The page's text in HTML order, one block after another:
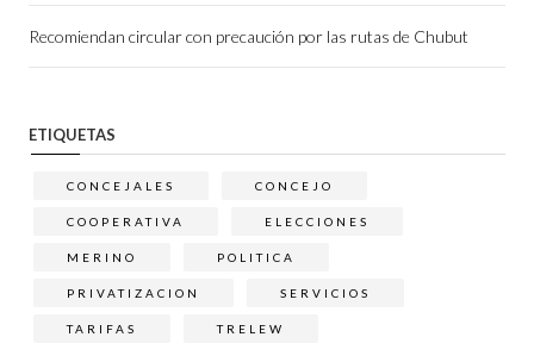
Recomiendan circular con precaución por las rutas de Chubut
ETIQUETAS
CONCEJALES CONCEJO
COOPERATIVA ELECCIONES
MERINO POLITICA
PRIVATIZACION SERVICIOS
TARIFAS TRELEW